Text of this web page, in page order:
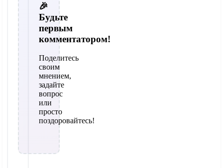
🎉
Будьте
первым
комментатором!
Поделитесь
своим
мнением,
задайте
вопрос
или
просто
поздоровайтесь!